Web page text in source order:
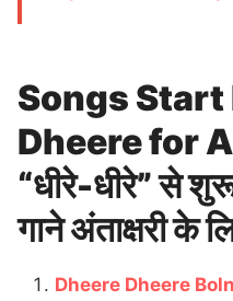
Songs Start
Dheere for
“धीरे-धीरे” से
गाने अंताक्षरी के
Dheere Dheere